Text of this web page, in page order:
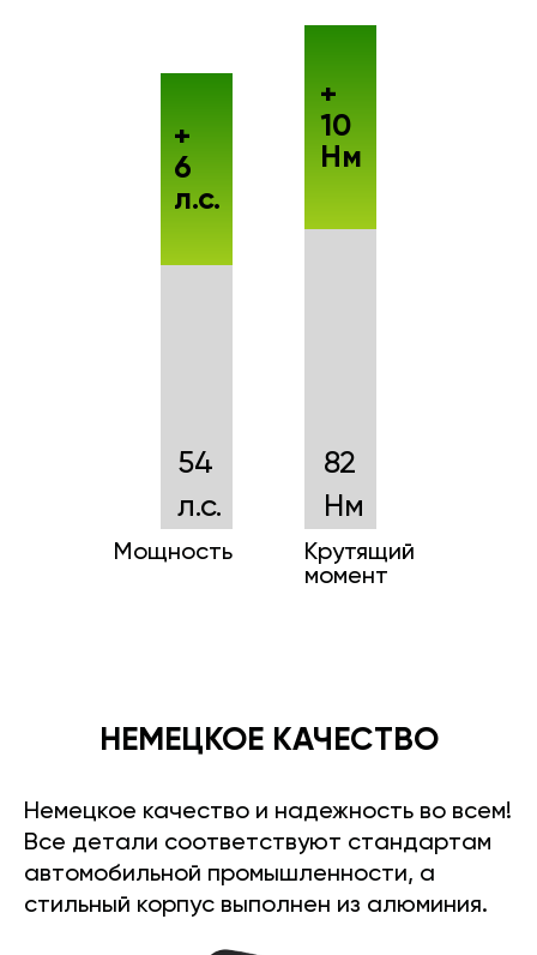
54
л.с.
Мощность
+
6
л.с.
82
Нм
Крутящий
момент
+
10
Нм
НЕМЕЦКОЕ КАЧЕСТВО
Немецкое качество и надежность во всем!
Все детали соответствуют стандартам
автомобильной промышленности, а
стильный корпус выполнен из алюминия.